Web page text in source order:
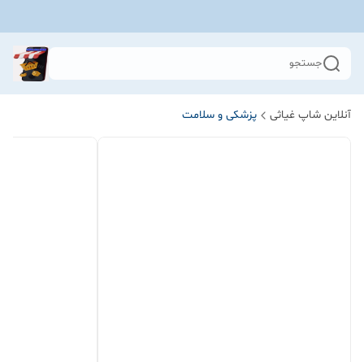
جستجو
آنلاین شاپ غیاثی پزشکی و سلامت